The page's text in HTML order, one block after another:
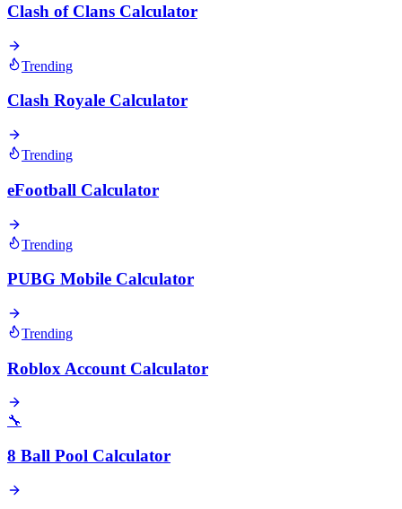
Clash of Clans Calculator
Trending
Clash Royale Calculator
Trending
eFootball Calculator
Trending
PUBG Mobile Calculator
Trending
Roblox Account Calculator
🔧
8 Ball Pool Calculator